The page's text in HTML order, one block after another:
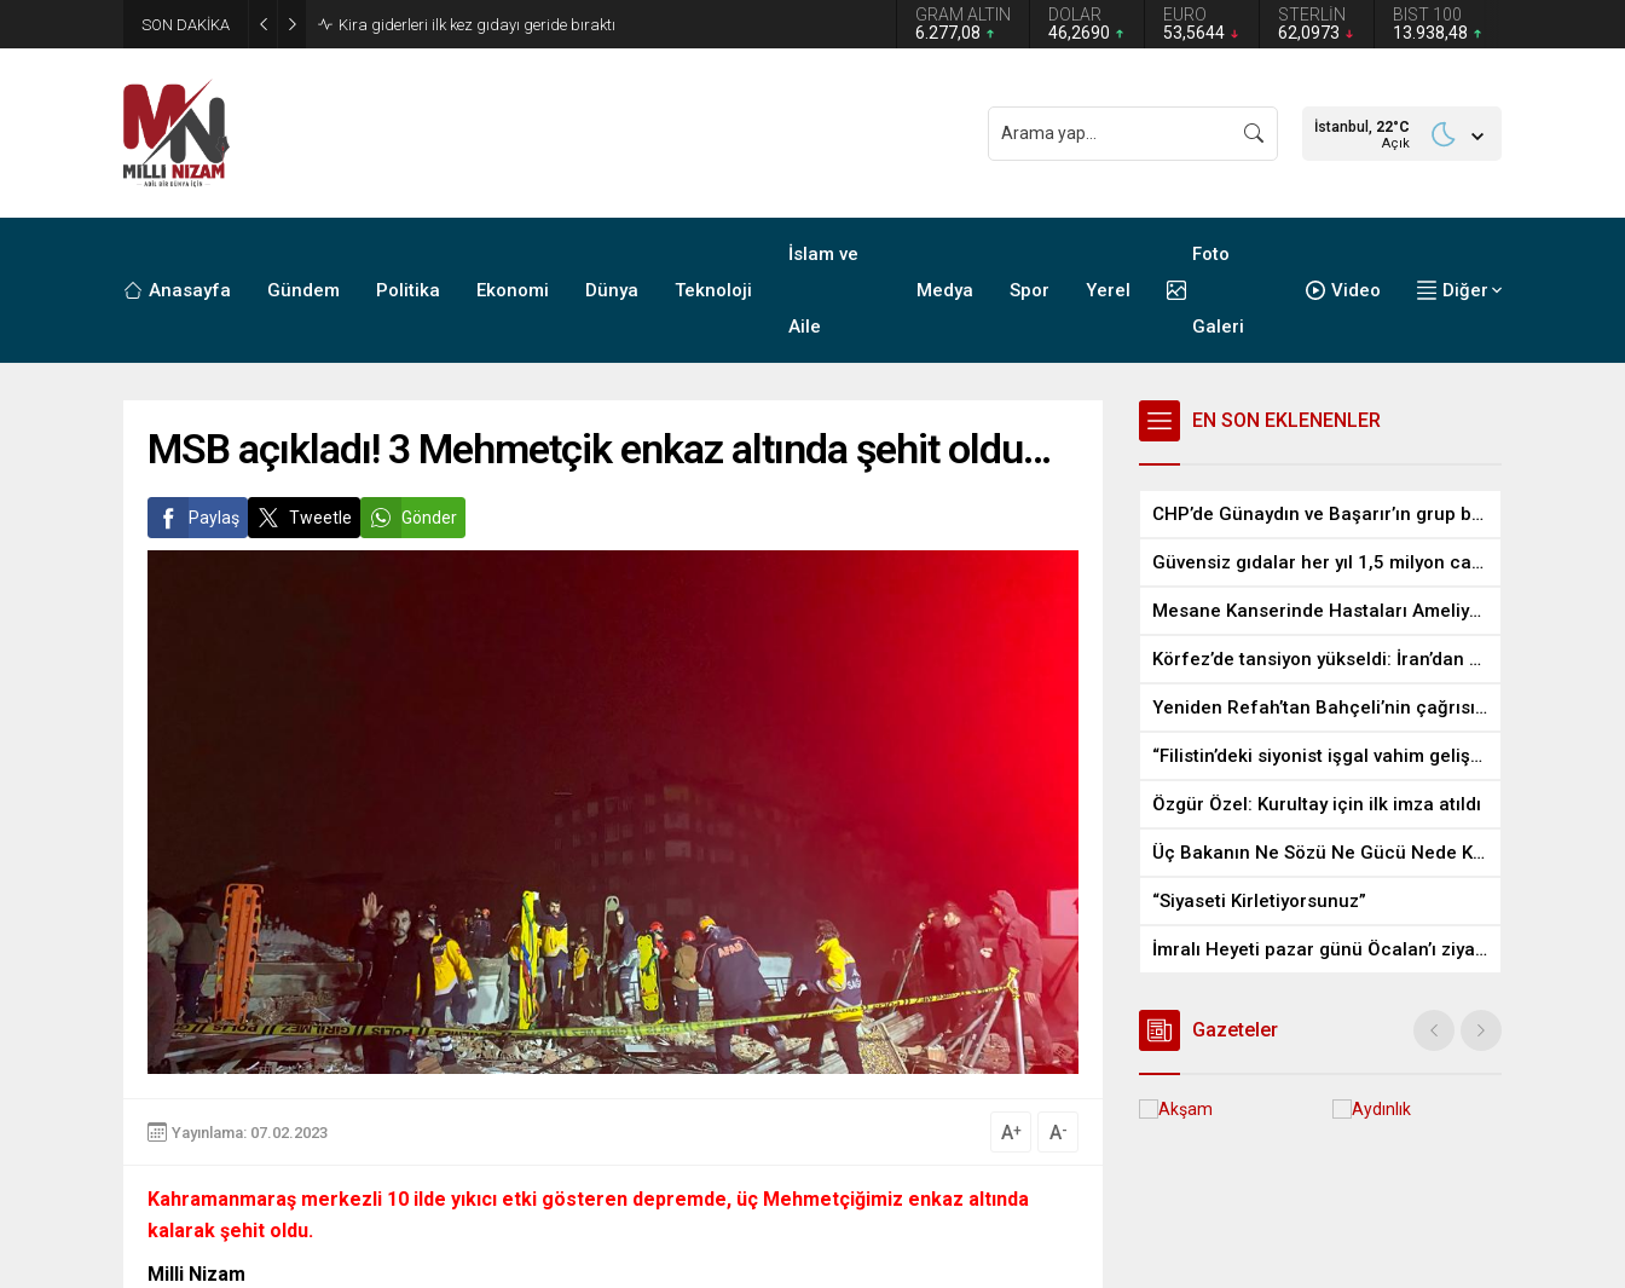
SON DAKİKA 24 Yıllık Hasret Acı Başladı: Türkiye Avustralya’ya 2-0 Mağlup Oldu
GRAM ALTIN
6.277,08
DOLAR
46,2690
EURO
53,5644
STERLİN
62,0973
BIST 100
13.938,48
İstanbul, 22°C
Açık
Anasayfa Gündem Politika Ekonomi Dünya Teknoloji
İslam ve
Aile
Medya Spor Yerel
Foto
Galeri
Video Diğer
MSB açıkladı! 3 Mehmetçik enkaz altında şehit oldu…
Paylaş Tweetle Gönder
Yayınlama: 07.02.2023 A+ A-
Kahramanmaraş merkezli 10 ilde yıkıcı etki gösteren depremde, üç Mehmetçiğimiz enkaz altında
kalarak şehit oldu.
Milli Nizam
EN SON EKLENENLER
CHP’de Günaydın ve Başarır’ın grup başkanvekilliği düştü
Güvensiz gıdalar her yıl 1,5 milyon can alıyor
Mesane Kanserinde Hastaları Ameliyattan Kurtaran İlaç
Körfez’de tansiyon yükseldi: İran’dan ABD üslerine misilleme
Yeniden Refah’tan Bahçeli’nin çağrısına destek
“Filistin’deki siyonist işgal vahim gelişmelere gebe”
Özgür Özel: Kurultay için ilk imza atıldı
Üç Bakanın Ne Sözü Ne Gücü Nede Kudreti Yetmedi
“Siyaseti Kirletiyorsunuz”
İmralı Heyeti pazar günü Öcalan’ı ziyaret edecek
Gazeteler